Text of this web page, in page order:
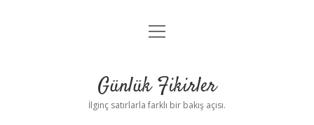
Anasayfa
Yasal Uyarı
menüyü
Günlük Fikirler
İlginç satırlarla farklı bir bakış açısı.